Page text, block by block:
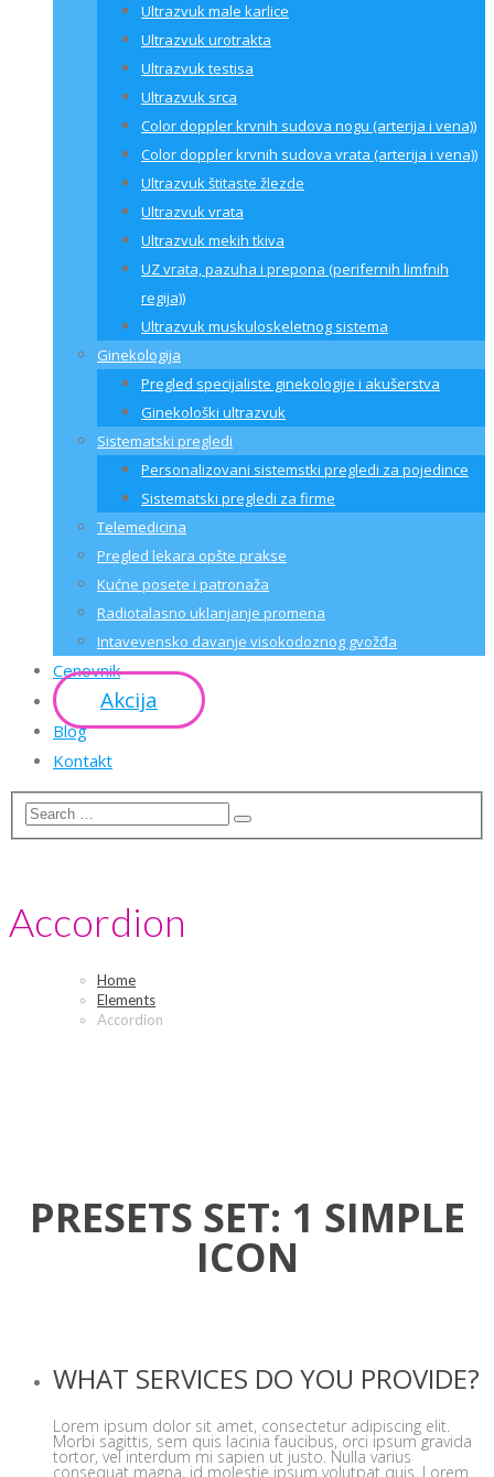
Ultrazvuk male karlice
Ultrazvuk urotrakta
Ultrazvuk testisa
Ultrazvuk srca
Color doppler krvnih sudova nogu (arterija i vena))
Color doppler krvnih sudova vrata (arterija i vena))
Ultrazvuk štitaste žlezde
Ultrazvuk vrata
Ultrazvuk mekih tkiva
UZ vrata, pazuha i prepona (perifernih limfnih
regija))
Ultrazvuk muskuloskeletnog sistema
Ginekologija
Pregled specijaliste ginekologije i akušerstva
Ginekološki ultrazvuk
Sistematski pregledi
Personalizovani sistemstki pregledi za pojedince
Sistematski pregledi za firme
Telemedicina
Pregled lekara opšte prakse
Kućne posete i patronaža
Radiotalasno uklanjanje promena
Intavevensko davanje visokodoznog gvožđa
Cenovnik
Akcija
Blog
Kontakt
Accordion
Home
Elements
Accordion
PRESETS SET: 1 SIMPLE
ICON
WHAT SERVICES DO YOU PROVIDE?
Lorem ipsum dolor sit amet, consectetur adipiscing elit.
Morbi sagittis, sem quis lacinia faucibus, orci ipsum gravida
tortor, vel interdum mi sapien ut justo. Nulla varius
consequat magna, id molestie ipsum volutpat quis. Lorem